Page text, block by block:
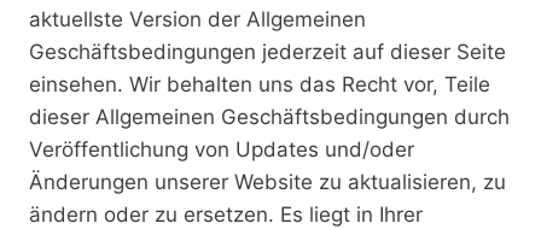
aktuellste Version der Allgemeinen
Geschäftsbedingungen jederzeit auf dieser Seite
einsehen. Wir behalten uns das Recht vor, Teile
dieser Allgemeinen Geschäftsbedingungen durch
Veröffentlichung von Updates und/oder
Änderungen unserer Website zu aktualisieren, zu
ändern oder zu ersetzen. Es liegt in Ihrer